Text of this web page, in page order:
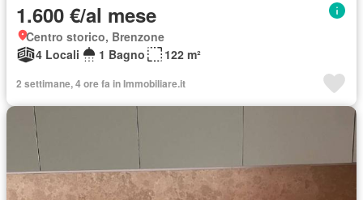
1.600 €/al mese
Centro storico, Brenzone
4 Locali
1 Bagno 122 m²
2 settimane, 4 ore fa in Immobiliare.it